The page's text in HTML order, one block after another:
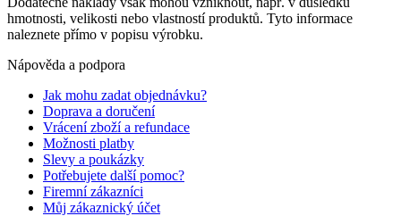
hmotnosti, velikosti nebo vlastností produktů. Tyto informace
naleznete přímo v popisu výrobku.
Nápověda a podpora
Jak mohu zadat objednávku?
Doprava a doručení
Vrácení zboží a refundace
Možnosti platby
Slevy a poukázky
Potřebujete další pomoc?
Firemní zákazníci
Můj zákaznický účet